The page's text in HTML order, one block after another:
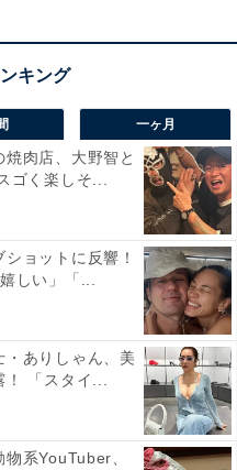
一ヶ月
焼肉店、大野智と
ゴく楽しそ...
ョットに反響！
しい」「...
・ありしゃん、美
！ 「スタイ...
物系YouTuber、